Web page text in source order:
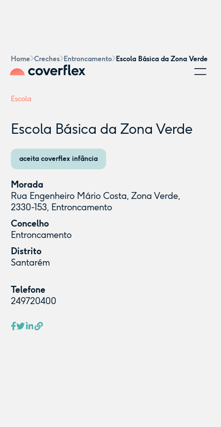
Home Creches Entroncamento Escola Básica da Zona Verde
Escola
Escola Básica da Zona Verde
aceita coverflex infância
Morada
Rua Engenheiro Mário Costa, Zona Verde,
2330-153, Entroncamento
Concelho
Entroncamento
Distrito
Santarém
Telefone
249720400